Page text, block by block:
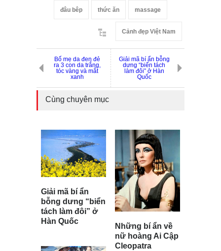
đâu bêp thức ăn massage
Cảnh đẹp Việt Nam
Bố mẹ da đen đẻ
ra 3 con da trắng,
tóc vàng và mắt
xanh
Giải mã bí ẩn bỗng
dưng “biển tách
làm đôi” ở Hàn
Quốc
Cùng chuyên mục
Giải mã bí ẩn
bỗng dưng “biển
tách làm đôi” ở
Hàn Quốc
Những bí ẩn về
nữ hoàng Ai Cập
Cleopatra